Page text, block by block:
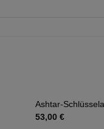
Ashtar-
53,00 €